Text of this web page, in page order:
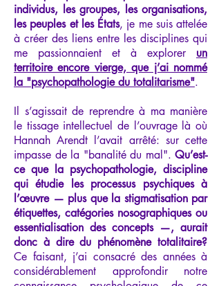
individus, les groupes, les organisations,
les peuples et les États, je me suis attelée
à créer des liens entre les disciplines qui
me passionnaient et à explorer un
territoire encore vierge, que j’ai nommé
la "psychopathologie du totalitarisme".
Il s’agissait de reprendre à ma manière
le tissage intellectuel de l’ouvrage là où
Hannah Arendt l’avait arrêté: sur cette
impasse de la "banalité du mal". Qu’est-
ce que la psychopathologie, discipline
qui étudie les processus psychiques à
l’œuvre — plus que la stigmatisation par
étiquettes, catégories nosographiques ou
essentialisation des concepts —, aurait
donc à dire du phénomène totalitaire?
Ce faisant, j’ai consacré des années à
considérablement approfondir notre